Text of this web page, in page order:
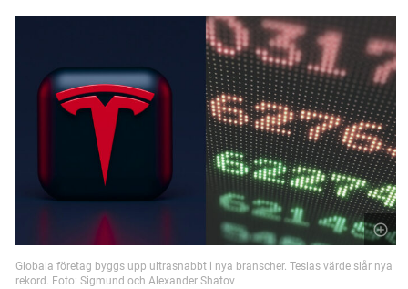
Globala företag byggs upp ultrasnabbt i nya branscher. Teslas värde slår nya
rekord. Foto: Sigmund och Alexander Shatov